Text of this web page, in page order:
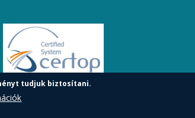
tudjuk biztosítani.